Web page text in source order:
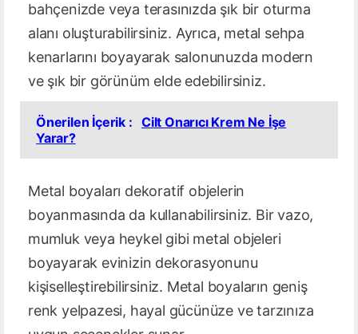
bahçenizde veya terasınızda şık bir oturma
alanı oluşturabilirsiniz. Ayrıca, metal sehpa
kenarlarını boyayarak salonunuzda modern
ve şık bir görünüm elde edebilirsiniz.
Önerilen İçerik :
Cilt Onarıcı Krem Ne İşe
Yarar?
Metal boyaları dekoratif objelerin
boyanmasında da kullanabilirsiniz. Bir vazo,
mumluk veya heykel gibi metal objeleri
boyayarak evinizin dekorasyonunu
kişiselleştirebilirsiniz. Metal boyaların geniş
renk yelpazesi, hayal gücünüze ve tarzınıza